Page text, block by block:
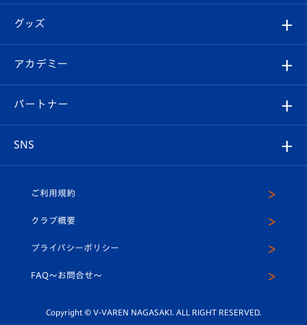
チケット
イベント
メディア
ホームタウン
スタッフプロフィール
マスコット紹介
平和祈念活動
ホームタウン活動
はじめての観戦ガイド
Revive Team
ヴィヴィくんの長崎おもてなしガイド
フォトギャラリー
スタジアムグルメ
チケット
V-LOVERS（ファンクラブ）
プレイヤーズスイート
グッズ
オンラインショップ
店舗情報
アカデミー
育成からのお知らせ
U-18
スクール
パートナー
SNS
ヴィヴィくんインスタグラム
公式LINE＠
ご利用規約
クラブ概要
プライバシーポリシー
FAQ〜お問合せ〜
Copyright © V-VAREN NAGASAKI. ALL RIGHT RESERVED.